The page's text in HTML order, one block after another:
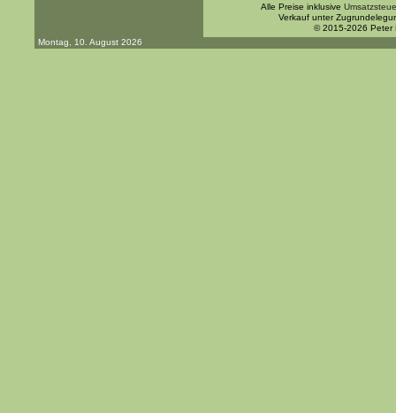
Alle Preise inklusive
Verkauf unter
© 2015-2026 Peter
Montag, 10. August 2026